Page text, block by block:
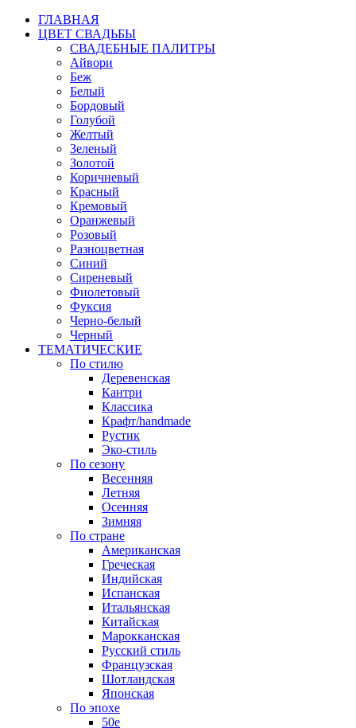
ГЛАВНАЯ
ЦВЕТ СВАДЬБЫ
СВАДЕБНЫЕ ПАЛИТРЫ
Айвори
Беж
Белый
Бордовый
Голубой
Желтый
Зеленый
Золотой
Коричневый
Красный
Кремовый
Оранжевый
Розовый
Разноцветная
Синий
Сиреневый
Фиолетовый
Фуксия
Черно-белый
Черный
ТЕМАТИЧЕСКИЕ
По стилю
Деревенская
Кантри
Классика
Крафт/handmade
Рустик
Эко-стиль
По сезону
Весенняя
Летняя
Осенняя
Зимняя
По стране
Американская
Греческая
Индийская
Испанская
Итальянская
Китайская
Марокканская
Русский стиль
Французская
Шотландская
Японская
По эпохе
50е